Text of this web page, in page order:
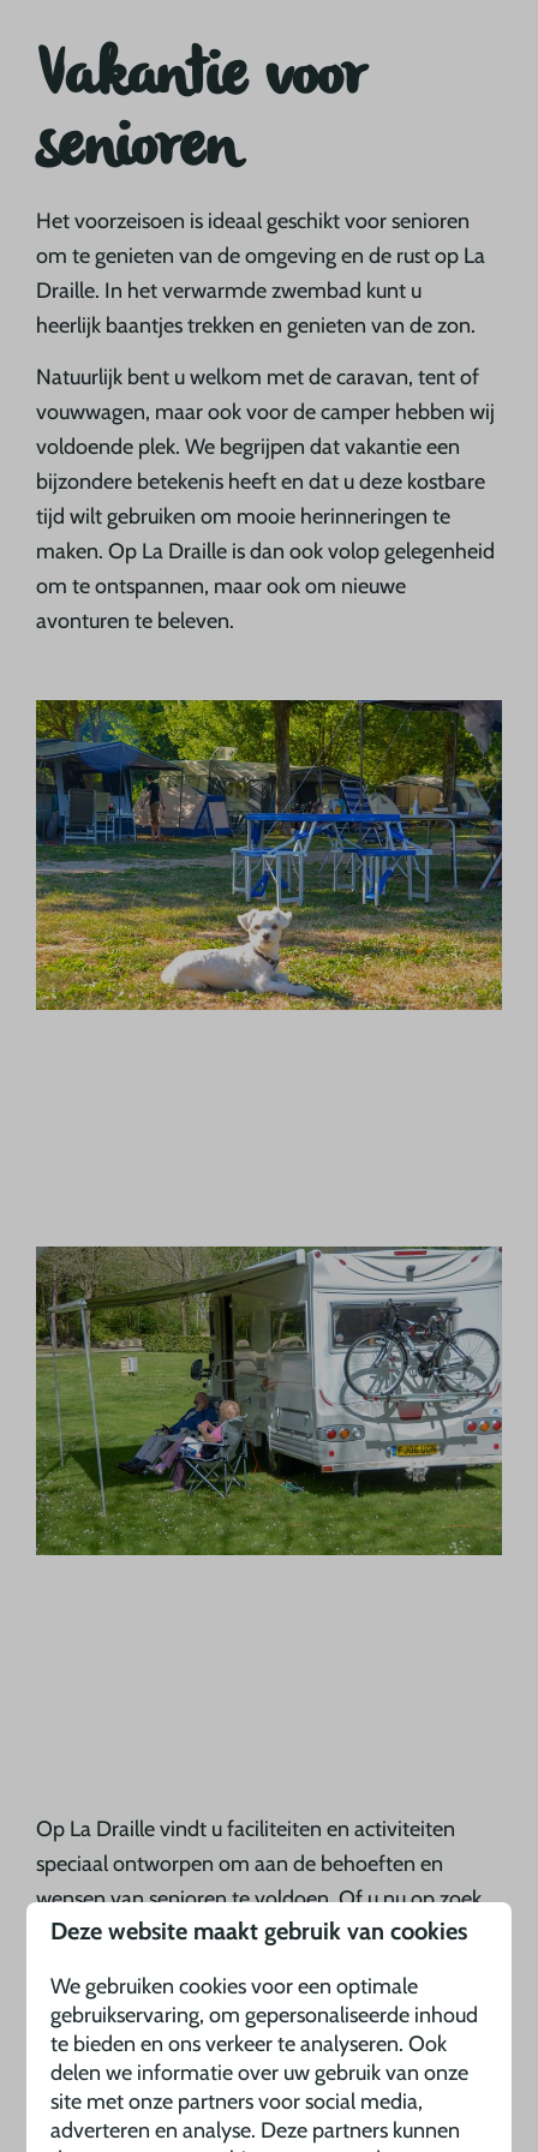
Vakantie voor
senioren
Het voorzeisoen is ideaal geschikt voor senioren
om te genieten van de omgeving en de rust op La
Draille. In het verwarmde zwembad kunt u
heerlijk baantjes trekken en genieten van de zon.
Natuurlijk bent u welkom met de caravan, tent of
vouwwagen, maar ook voor de camper hebben wij
voldoende plek. We begrijpen dat vakantie een
bijzondere betekenis heeft en dat u deze kostbare
tijd wilt gebruiken om mooie herinneringen te
maken. Op La Draille is dan ook volop gelegenheid
om te ontspannen, maar ook om nieuwe
avonturen te beleven.
Op La Draille vindt u faciliteiten en activiteiten
speciaal ontworpen om aan de behoeften en
wensen van senioren te voldoen. Of u nu op zoek
bent naar rust en stilte of juist actief wilt zijn, bij
voor een perfecte vakantie.
Prachtige locatie in
Frankrijk
Deze website maakt gebruik van cookies
We gebruiken cookies voor een optimale
gebruikservaring, om gepersonaliseerde inhoud
te bieden en ons verkeer te analyseren. Ook
delen we informatie over uw gebruik van onze
site met onze partners voor social media,
adverteren en analyse. Deze partners kunnen